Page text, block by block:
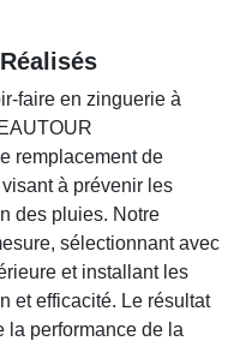
faire en zinguerie à
remplacement de
à prévenir les
des pluies. Notre
sélectionnant avec
et installant les
et efficacité. Le résultat
la performance de la